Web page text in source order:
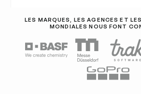
LES MARQUES, LES AGENCES ET
MONDIALES NOUS FONT